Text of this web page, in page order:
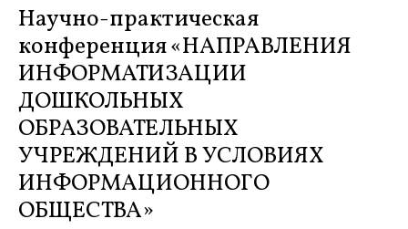
Научно-практическая
конференция «НАПРАВЛЕНИЯ
ИНФОРМАТИЗАЦИИ
ДОШКОЛЬНЫХ
ОБРАЗОВАТЕЛЬНЫХ
УЧРЕЖДЕНИЙ В УСЛОВИЯХ
ИНФОРМАЦИОННОГО
ОБЩЕСТВА»